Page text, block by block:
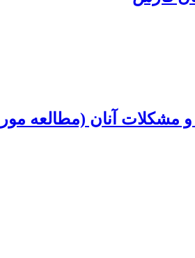
مشکلات آنان (مطالعه